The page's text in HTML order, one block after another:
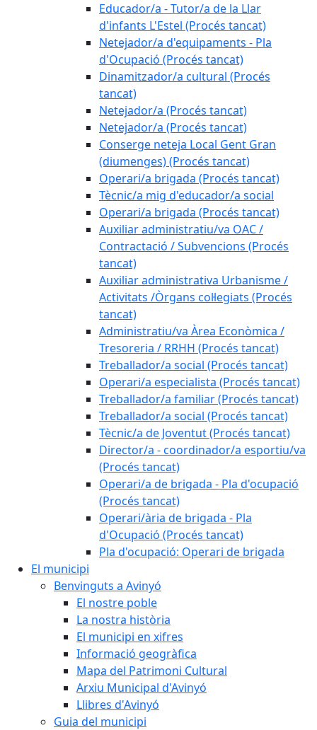
Educador/a - Tutor/a de la Llar
d'infants L'Estel (Procés tancat)
Netejador/a d'equipaments - Pla
d'Ocupació (Procés tancat)
Dinamitzador/a cultural (Procés
tancat)
Netejador/a (Procés tancat)
Netejador/a (Procés tancat)
Conserge neteja Local Gent Gran
(diumenges) (Procés tancat)
Operari/a brigada (Procés tancat)
Tècnic/a mig d'educador/a social
Operari/a brigada (Procés tancat)
Auxiliar administratiu/va OAC /
Contractació / Subvencions (Procés
tancat)
Auxiliar administrativa Urbanisme /
Activitats /Òrgans col·legiats (Procés
tancat)
Administratiu/va Àrea Econòmica /
Tresoreria / RRHH (Procés tancat)
Treballador/a social (Procés tancat)
Operari/a especialista (Procés tancat)
Treballador/a familiar (Procés tancat)
Treballador/a social (Procés tancat)
Tècnic/a de Joventut (Procés tancat)
Director/a - coordinador/a esportiu/va
(Procés tancat)
Operari/a de brigada - Pla d'ocupació
(Procés tancat)
Operari/ària de brigada - Pla
d'Ocupació (Procés tancat)
Pla d'ocupació: Operari de brigada
El municipi
Benvinguts a Avinyó
El nostre poble
La nostra història
El municipi en xifres
Informació geogràfica
Mapa del Patrimoni Cultural
Arxiu Municipal d'Avinyó
Llibres d'Avinyó
Guia del municipi